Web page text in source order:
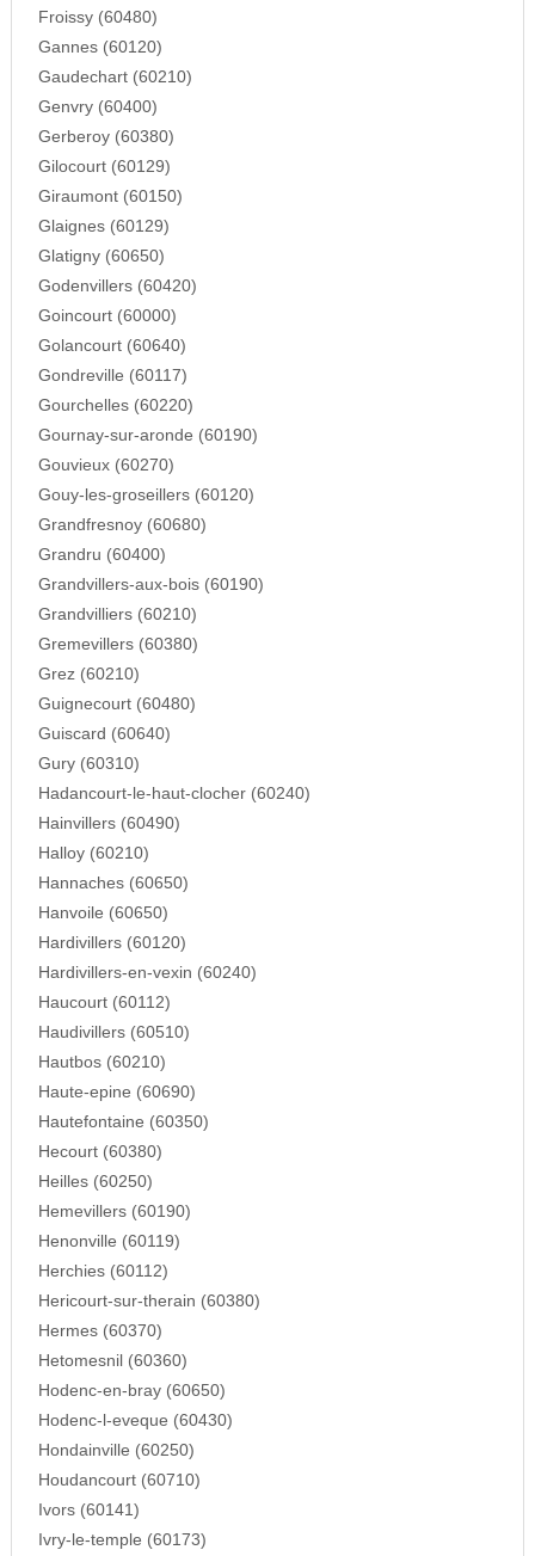
Froissy (60480)
Gannes (60120)
Gaudechart (60210)
Genvry (60400)
Gerberoy (60380)
Gilocourt (60129)
Giraumont (60150)
Glaignes (60129)
Glatigny (60650)
Godenvillers (60420)
Goincourt (60000)
Golancourt (60640)
Gondreville (60117)
Gourchelles (60220)
Gournay-sur-aronde (60190)
Gouvieux (60270)
Gouy-les-groseillers (60120)
Grandfresnoy (60680)
Grandru (60400)
Grandvillers-aux-bois (60190)
Grandvilliers (60210)
Gremevillers (60380)
Grez (60210)
Guignecourt (60480)
Guiscard (60640)
Gury (60310)
Hadancourt-le-haut-clocher (60240)
Hainvillers (60490)
Halloy (60210)
Hannaches (60650)
Hanvoile (60650)
Hardivillers (60120)
Hardivillers-en-vexin (60240)
Haucourt (60112)
Haudivillers (60510)
Hautbos (60210)
Haute-epine (60690)
Hautefontaine (60350)
Hecourt (60380)
Heilles (60250)
Hemevillers (60190)
Henonville (60119)
Herchies (60112)
Hericourt-sur-therain (60380)
Hermes (60370)
Hetomesnil (60360)
Hodenc-en-bray (60650)
Hodenc-l-eveque (60430)
Hondainville (60250)
Houdancourt (60710)
Ivors (60141)
Ivry-le-temple (60173)